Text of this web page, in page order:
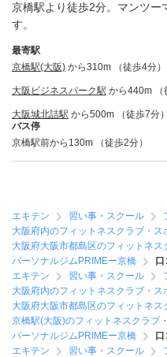
京橋駅より徒歩2分。マンツー
す。
最寄駅
京橋駅(大阪) から310m （徒歩4分）
大阪ビジネスパーク駅 から440m （
大阪城北詰駅 から500m （徒歩7分）
バス停
京橋駅前から130m （徒歩2分）
エキテン 習い事・スクール
大阪府内のフィットネスクラブ・ス
大阪府大阪市都島区のフィットネス
パーソナルジムPRIMEー京橋
口
エキテン
習い事・スクール
大阪府内のフィットネスクラブ・ス
大阪府大阪市都島区のフィットネス
京橋駅(大阪)のフィットネスクラブ
パーソナルジムPRIMEー京橋
口
エキテン
習い事・スクール